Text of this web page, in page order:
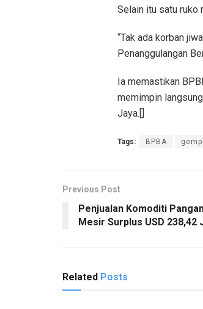
Selain itu satu ruko
“Tak ada korban
Penanggulangan
Ia memastikan
memimpin
Jaya.[]
Tags: BPBA
Previous Post
Penjualan Komoditi
Mesir Surplus USD 238,42
Related Posts